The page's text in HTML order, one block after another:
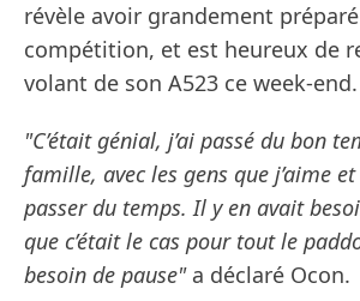
révèle avoir grandement
compétition, et est heureux de
volant de son A523 ce week-end.
"C’était génial, j’ai passé du bon
famille, avec les gens que j’aime
passer du temps. Il y en avait
que c’était le cas pour tout le
besoin de pause"a déclaré Ocon.